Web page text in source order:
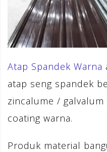
Atap Spandek Warna
atap seng spandek
zincalume /
coating warna.
Produk material